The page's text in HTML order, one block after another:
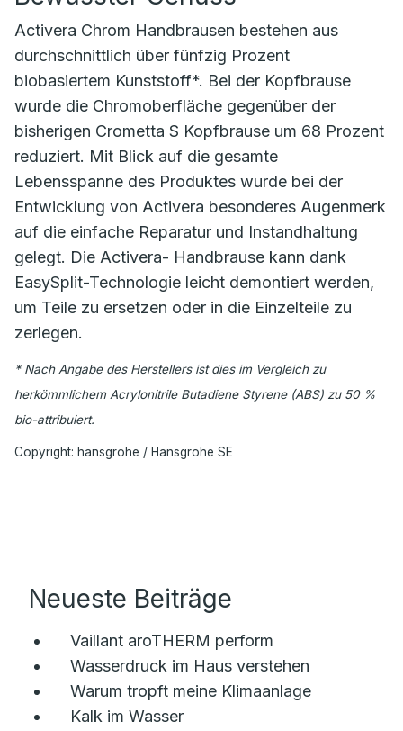
Activera Chrom Handbrausen bestehen aus
durchschnittlich über fünfzig Prozent
biobasiertem Kunststoff*. Bei der Kopfbrause
wurde die Chromoberfläche gegenüber der
bisherigen Crometta S Kopfbrause um 68 Prozent
reduziert. Mit Blick auf die gesamte
Lebensspanne des Produktes wurde bei der
Entwicklung von Activera besonderes Augenmerk
auf die einfache Reparatur und Instandhaltung
gelegt. Die Activera- Handbrause kann dank
EasySplit-Technologie leicht demontiert werden,
um Teile zu ersetzen oder in die Einzelteile zu
zerlegen.
* Nach Angabe des Herstellers ist dies im Vergleich zu
herkömmlichem Acrylonitrile Butadiene Styrene (ABS) zu 50 %
bio-attribuiert.
Copyright: hansgrohe / Hansgrohe SE
Neueste Beiträge
Vaillant aroTHERM perform
Wasserdruck im Haus verstehen
Warum tropft meine Klimaanlage
Kalk im Wasser